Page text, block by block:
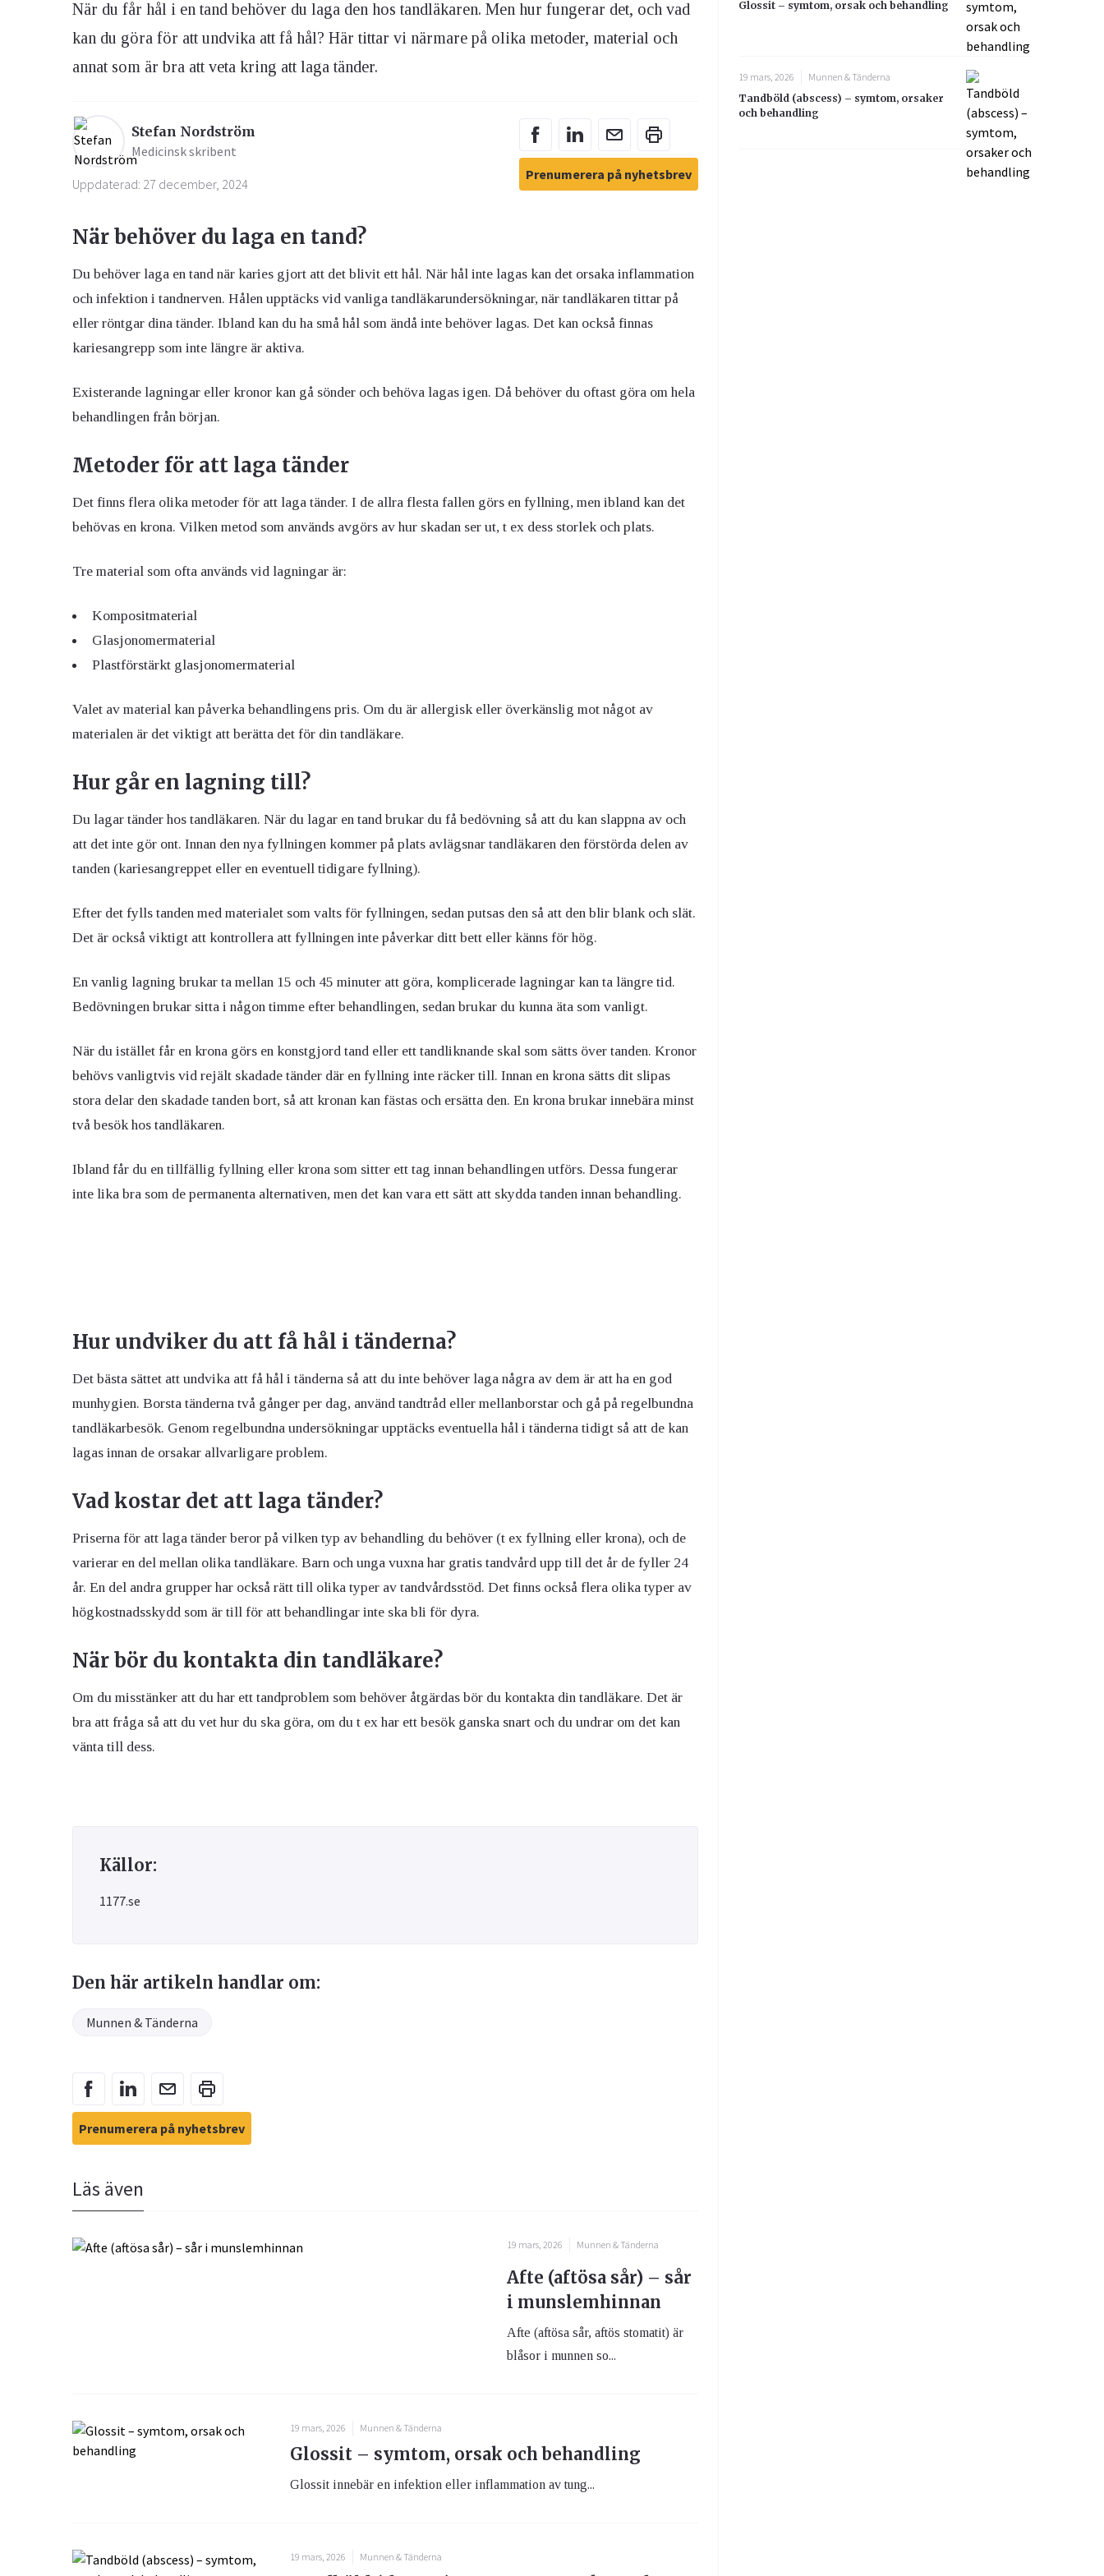
Ögon & Öron
Övervikt
När du får hål i en tand behöver du laga den hos tandläkaren. Men hur fungerar det, och vad
kan du göra för att undvika att få hål? Här tittar vi närmare på olika metoder, material och
annat som är bra att veta kring att laga tänder.
Stefan Nordström
Medicinsk skribent
Uppdaterad: 27 december, 2024
Prenumerera på nyhetsbrev
När behöver du laga en tand?
Du behöver laga en tand när karies gjort att det blivit ett hål. När hål inte lagas kan det orsaka inflammation
och infektion i tandnerven. Hålen upptäcks vid vanliga tandläkarundersökningar, när tandläkaren tittar på
eller röntgar dina tänder. Ibland kan du ha små hål som ändå inte behöver lagas. Det kan också finnas
kariesangrepp som inte längre är aktiva.
Existerande lagningar eller kronor kan gå sönder och behöva lagas igen. Då behöver du oftast göra om hela
behandlingen från början.
Metoder för att laga tänder
Det finns flera olika metoder för att laga tänder. I de allra flesta fallen görs en fyllning, men ibland kan det
behövas en krona. Vilken metod som används avgörs av hur skadan ser ut, t ex dess storlek och plats.
Tre material som ofta används vid lagningar är:
Kompositmaterial
Glasjonomermaterial
Plastförstärkt glasjonomermaterial
Valet av material kan påverka behandlingens pris. Om du är allergisk eller överkänslig mot något av
materialen är det viktigt att berätta det för din tandläkare.
Hur går en lagning till?
Du lagar tänder hos tandläkaren. När du lagar en tand brukar du få bedövning så att du kan slappna av och
att det inte gör ont. Innan den nya fyllningen kommer på plats avlägsnar tandläkaren den förstörda delen av
tanden (kariesangreppet eller en eventuell tidigare fyllning).
Efter det fylls tanden med materialet som valts för fyllningen, sedan putsas den så att den blir blank och slät.
Det är också viktigt att kontrollera att fyllningen inte påverkar ditt bett eller känns för hög.
En vanlig lagning brukar ta mellan 15 och 45 minuter att göra, komplicerade lagningar kan ta längre tid.
Bedövningen brukar sitta i någon timme efter behandlingen, sedan brukar du kunna äta som vanligt.
När du istället får en krona görs en konstgjord tand eller ett tandliknande skal som sätts över tanden. Kronor
behövs vanligtvis vid rejält skadade tänder där en fyllning inte räcker till. Innan en krona sätts dit slipas
stora delar den skadade tanden bort, så att kronan kan fästas och ersätta den. En krona brukar innebära minst
två besök hos tandläkaren.
Ibland får du en tillfällig fyllning eller krona som sitter ett tag innan behandlingen utförs. Dessa fungerar
inte lika bra som de permanenta alternativen, men det kan vara ett sätt att skydda tanden innan behandling.
Hur undviker du att få hål i tänderna?
Det bästa sättet att undvika att få hål i tänderna så att du inte behöver laga några av dem är att ha en god
munhygien. Borsta tänderna två gånger per dag, använd tandtråd eller mellanborstar och gå på regelbundna
tandläkarbesök. Genom regelbundna undersökningar upptäcks eventuella hål i tänderna tidigt så att de kan
lagas innan de orsakar allvarligare problem.
Vad kostar det att laga tänder?
Priserna för att laga tänder beror på vilken typ av behandling du behöver (t ex fyllning eller krona), och de
varierar en del mellan olika tandläkare. Barn och unga vuxna har gratis tandvård upp till det år de fyller 24
år. En del andra grupper har också rätt till olika typer av tandvårdsstöd. Det finns också flera olika typer av
högkostnadsskydd som är till för att behandlingar inte ska bli för dyra.
När bör du kontakta din tandläkare?
Om du misstänker att du har ett tandproblem som behöver åtgärdas bör du kontakta din tandläkare. Det är
bra att fråga så att du vet hur du ska göra, om du t ex har ett besök ganska snart och du undrar om det kan
vänta till dess.
Källor:
1177.se
Den här artikeln handlar om:
Munnen & Tänderna
Prenumerera på nyhetsbrev
Läs även
19 mars, 2026 Munnen & Tänderna
Afte (aftösa sår) – sår
i munslemhinnan
Afte (aftösa sår, aftös stomatit) är
blåsor i munnen so...
19 mars, 2026 Munnen & Tänderna
Glossit – symtom, orsak och behandling
Glossit innebär en infektion eller inflammation av tung...
19 mars, 2026 Munnen & Tänderna
Glossit – symtom, orsak och behandling
19 mars, 2026
Munnen & Tänderna
Tandböld (abscess) – symtom, orsaker
och behandling